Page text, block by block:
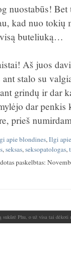
nuostabūs! Bet
kad nuo tokių
buteliuką…
Aš juos
stalo su
grindų ir dar
dar penkis
prieš
apie blondines,Ilgi
,seksas,seksopatologas,
paskelbtas:
Phu, o už visa tai